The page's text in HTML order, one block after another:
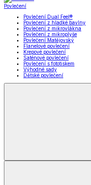
Povlečení
Povlečení Dual Feel®
Povlečení z hladké bavlny
Povlečení z mikrovlákna
Povlečení z mikroplyše
Povlečení Matějovský
Flanelové povlečení
Krepové povlečení
Saténové povlečení
Povlečení s fototiskem
Výhodné sady
Dětské povlečení